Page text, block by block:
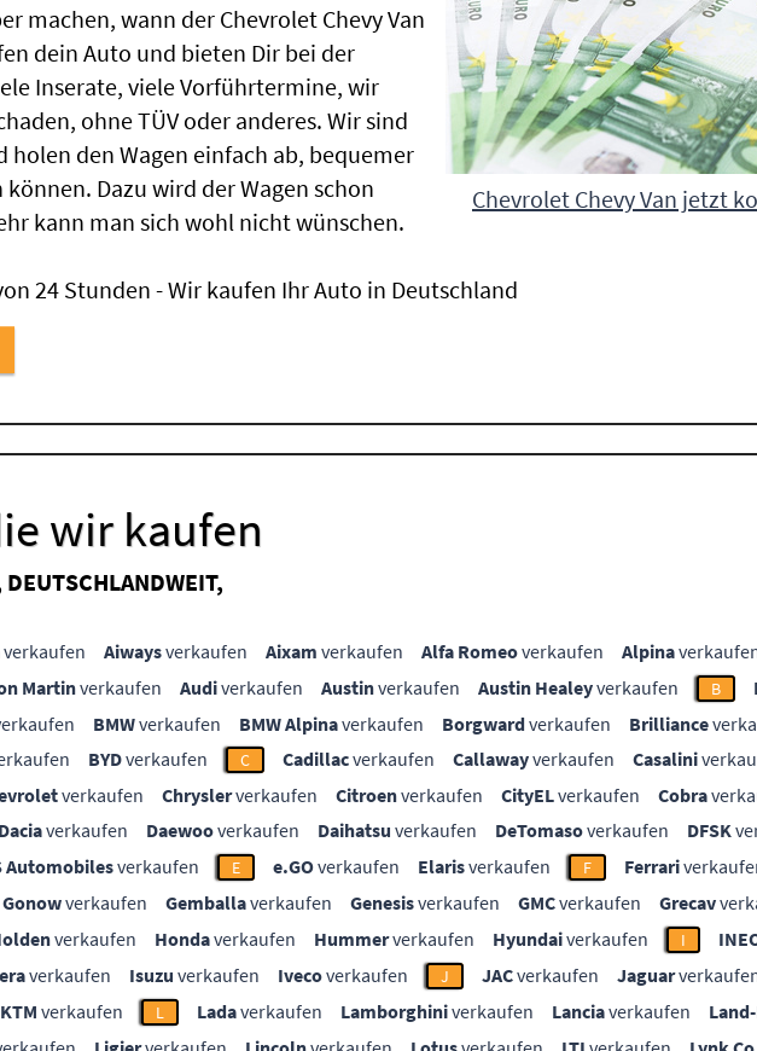
Chevrolet Chevy Van jetzt
machen, wann der Chevrolet Chevy Van
dein Auto und bieten Dir bei der
Inserate, viele Vorführtermine, wir
ohne TÜV oder anderes. Wir sind
den Wagen einfach ab, bequemer
Dazu wird der Wagen schon
kann man sich wohl nicht wünschen.
24 Stunden - Wir kaufen Ihr Auto in Deutschland
wir kaufen
verkaufen Aiwaysverkaufen Aixam verkaufen Alfa Romeoverkaufen Alpina
Martinverkaufen Audiverkaufen Austinverkaufen Austin Healeyverkaufen B
BMWverkaufen BMW Alpinaverkaufen Borgwardverkaufen Brilliance
BYDverkaufen C Cadillacverkaufen Callawayverkaufen Casalini
verkaufen Chryslerverkaufen Citroenverkaufen CityELverkaufen Cobra
Daciaverkaufen Daewooverkaufen Daihatsu verkaufen DeTomasoverkaufen DFSK
Automobilesverkaufen E e.GOverkaufen Elarisverkaufen F Ferrari
Gonowverkaufen Gemballaverkaufen Genesisverkaufen GMCverkaufen Grecav
verkaufen Hondaverkaufen Hummerverkaufen Hyundaiverkaufen I
verkaufen Isuzu verkaufen Ivecoverkaufen J JACverkaufen Jaguar
KTM verkaufen L Ladaverkaufen Lamborghiniverkaufen Lanciaverkaufen